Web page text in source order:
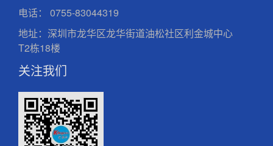
电话：
0755-83044319
地址：深圳市龙华区龙华街道油松社区利金城中心
T2栋18楼
关注我们